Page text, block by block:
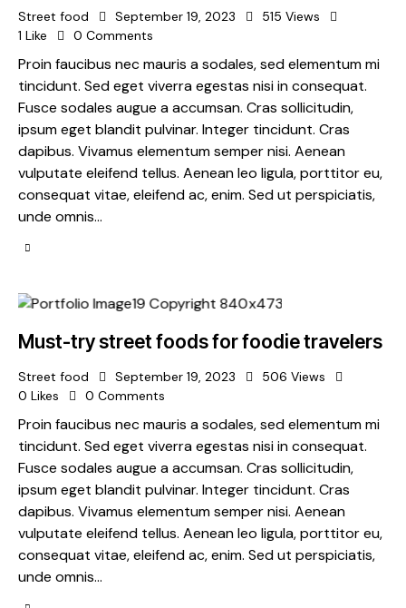
Street food September 19, 2023 515 Views
1 Like 0 Comments
Proin faucibus nec mauris a sodales, sed elementum mi
tincidunt. Sed eget viverra egestas nisi in consequat.
Fusce sodales augue a accumsan. Cras sollicitudin,
ipsum eget blandit pulvinar. Integer tincidunt. Cras
dapibus. Vivamus elementum semper nisi. Aenean
vulputate eleifend tellus. Aenean leo ligula, porttitor eu,
consequat vitae, eleifend ac, enim. Sed ut perspiciatis,
unde omnis…
Must-try street foods for foodie travelers
Street food September 19, 2023 506 Views
0 Likes 0 Comments
Proin faucibus nec mauris a sodales, sed elementum mi
tincidunt. Sed eget viverra egestas nisi in consequat.
Fusce sodales augue a accumsan. Cras sollicitudin,
ipsum eget blandit pulvinar. Integer tincidunt. Cras
dapibus. Vivamus elementum semper nisi. Aenean
vulputate eleifend tellus. Aenean leo ligula, porttitor eu,
consequat vitae, eleifend ac, enim. Sed ut perspiciatis,
unde omnis…